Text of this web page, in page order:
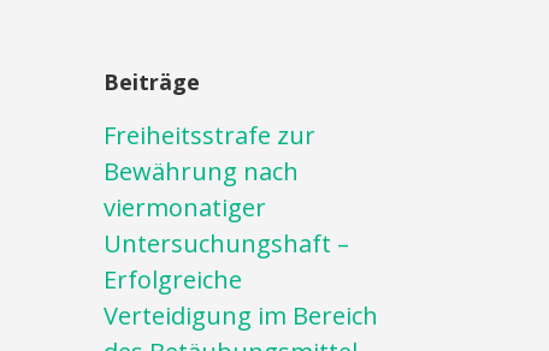
Beiträge
Freiheitsstrafe zur
Bewährung nach
viermonatiger
Untersuchungshaft –
Erfolgreiche
Verteidigung im Bereich